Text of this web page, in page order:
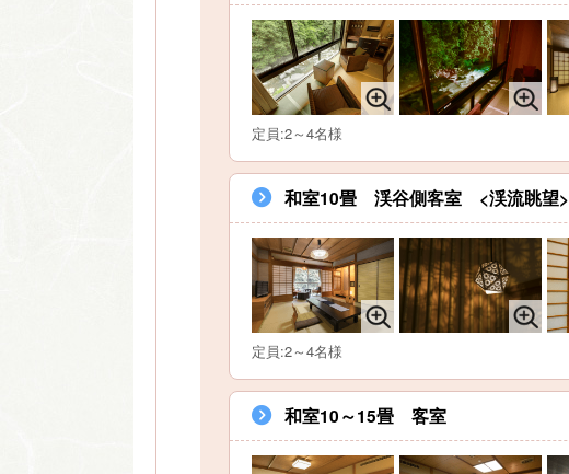
定員:2～4名様
和室10畳 渓谷側客室 <渓流眺望>
定員:2～4名様
和室10～15畳 客室